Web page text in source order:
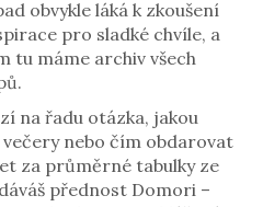
obvykle láká k zkoušení
pro sladké chvíle, a
tu máme archiv všech
na řadu otázka, jakou
nebo čím obdarovat
za průměrné tabulky ze
přednost Domori –